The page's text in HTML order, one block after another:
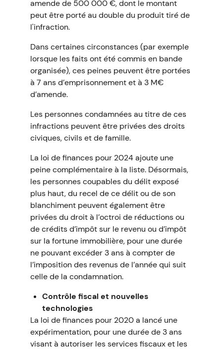
amende de 500 000 €, dont le montant
peut être porté au double du produit tiré de
l'infraction.
Dans certaines circonstances (par exemple
lorsque les faits ont été commis en bande
organisée), ces peines peuvent être portées
à 7 ans d’emprisonnement et à 3 M€
d’amende.
Les personnes condamnées au titre de ces
infractions peuvent être privées des droits
civiques, civils et de famille.
La loi de finances pour 2024 ajoute une
peine complémentaire à la liste. Désormais,
les personnes coupables du délit exposé
plus haut, du recel de ce délit ou de son
blanchiment peuvent également être
privées du droit à l’octroi de réductions ou
de crédits d’impôt sur le revenu ou d’impôt
sur la fortune immobilière, pour une durée
ne pouvant excéder 3 ans à compter de
l’imposition des revenus de l’année qui suit
celle de la condamnation.
Contrôle fiscal et nouvelles
technologies
La loi de finances pour 2020 a lancé une
expérimentation, pour une durée de 3 ans
visant à autoriser les services fiscaux et les